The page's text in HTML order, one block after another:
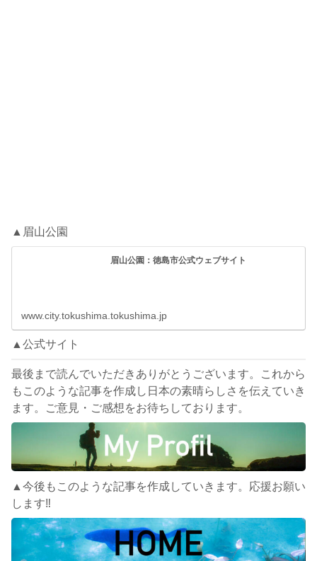
▲眉山公園
眉山公園：徳島市公式ウェブサイト
www.city.tokushima.tokushima.jp
▲公式サイト
最後まで読んでいただきありがとうございます。これから
もこのような記事を作成し日本の素晴らしさを伝えていき
ます。ご意見・ご感想をお待ちしております。
▲今後もこのような記事を作成していきます。応援お願い
します‼︎